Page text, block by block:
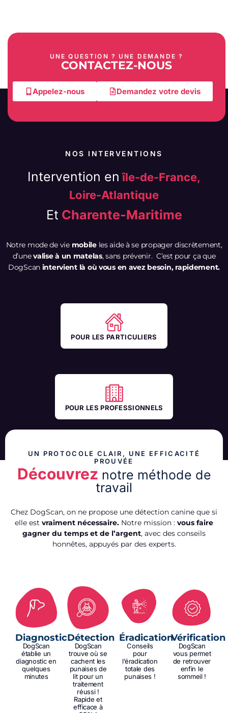
UNE QUESTION ? UNE DEMANDE ?
CONTACTEZ-NOUS
Appelez-nous Demandez votre devis
NOS INTERVENTIONS
Intervention enîle-de-France,
Loire-Atlantique
Et Charente-Maritime
Notre mode de vie mobileles aide à se propager discrètement,
d’unevalise à un matelas, sans prévenir. C’est pour ça que
DogScan intervient là où vous en avez besoin, rapidement.
POUR LES PARTICULIERS
POUR LES PROFESSIONNELS
UN PROTOCOLE CLAIR, UNE EFFICACITÉ
PROUVÉE
Découvrez notre méthode de
travail
Chez DogScan, on ne propose une détection canine que si
elle est vraiment nécessaire. Notre mission : vous faire
gagner du temps et de l’argent, avec des conseils
honnêtes, appuyés par des experts.
Diagnostic
DogScan
établie un
diagnostic en
quelques
minutes
Détection
DogScan
trouve où se
cachent les
punaises de
lit pour un
traitement
réussi !
Rapide et
efficace à
Éradication
Conseils
pour
l’éradication
totale des
punaises !
Vérification
DogScan
vous permet
de retrouver
enfin le
sommeil !